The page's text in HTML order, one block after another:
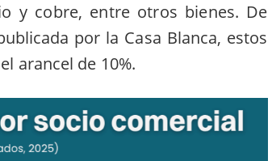
y cobre, entre otros bienes. De
por la Casa Blanca, estos
arancel de 10%.